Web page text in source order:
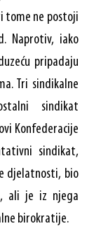
tome ne postoji
Naprotiv, iako
pripadaju
Tri sindikalne
sindikat
Konfederacije
sindikat,
djelatnosti, bio
ali je iz njega
birokratije.